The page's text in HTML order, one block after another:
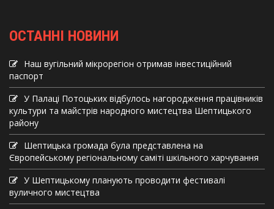
ОСТАННІ НОВИНИ
Наш вугільний мікрорегіон отримав інвеcтиційний
паспорт
У Палаці Потоцьких відбулось нагородження працівників
культури та майстрів народного мистецтва Шептицького
району
Шептицька громада була представлена на
Європейському регіональному саміті шкільного харчування
У Шептицькому планують проводити фестивалі
вуличного мистецтва